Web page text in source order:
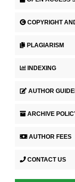
COPYRIGHT
PLAGIARISM
INDEXING
AUTHOR
ARCHIVE
AUTHOR FEES
CONTACT US